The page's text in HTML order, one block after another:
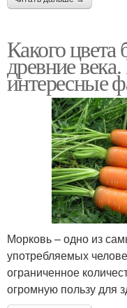
Какого
древние
интересные
Морковь – одно из
употребляемых
ограниченное
огромную пользу для